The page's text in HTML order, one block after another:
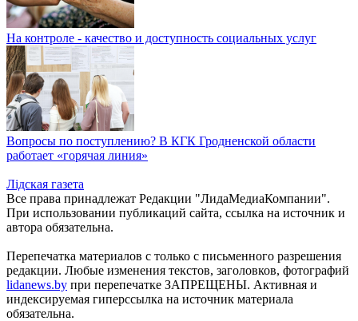
На контроле - качество и доступность социальных услуг
Вопросы по поступлению? В КГК Гродненской области
работает «горячая линия»
Лiдская газета
Все права принадлежат Редакции "ЛидаМедиаКомпании".
При использовании публикаций сайта, ссылка на источник и
автора обязательна.
Перепечатка материалов c только с письменного разрешения
редакции. Любые изменения текстов, заголовков, фотографий
lidanews.by при перепечатке ЗАПРЕЩЕНЫ. Активная и
индексируемая гиперссылка на источник материала
обязательна.